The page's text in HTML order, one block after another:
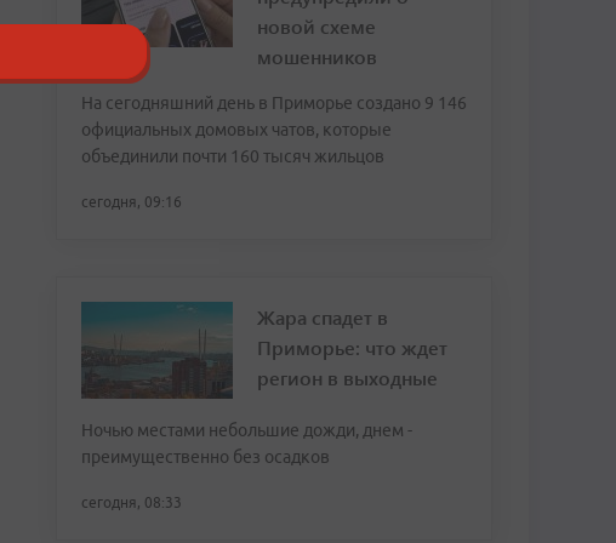
новой схеме
мошенников
На сегодняшний день в Приморье создано 9 146
официальных домовых чатов, которые
объединили почти 160 тысяч жильцов
сегодня, 09:16
Жара спадет в
Приморье: что ждет
регион в выходные
Ночью местами небольшие дожди, днем -
преимущественно без осадков
сегодня, 08:33